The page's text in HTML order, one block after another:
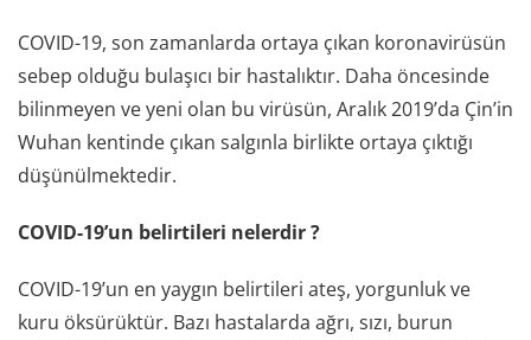
COVID-19, son zamanlarda ortaya çıkan koronavirüsün
sebep olduğu bulaşıcı bir hastalıktır. Daha öncesinde
bilinmeyen ve yeni olan bu virüsün, Aralık 2019’da Çin’in
Wuhan kentinde çıkan salgınla birlikte ortaya çıktığı
düşünülmektedir.
COVID-19’un belirtileri nelerdir ?
COVID-19’un en yaygın belirtileri ateş, yorgunluk ve
kuru öksürüktür. Bazı hastalarda ağrı, sızı, burun